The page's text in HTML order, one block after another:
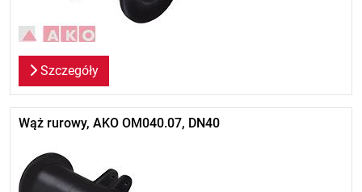
Szczegóły
Wąż rurowy, AKO OM040.07, DN40